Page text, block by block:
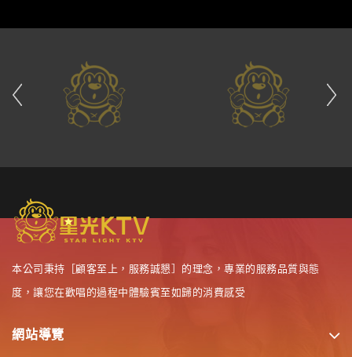
本公司秉持［顧客至上，服務誠懇］的理念，專業的服務品質與態
度，讓您在歡唱的過程中體驗賓至如歸的消費感受
網站導覽